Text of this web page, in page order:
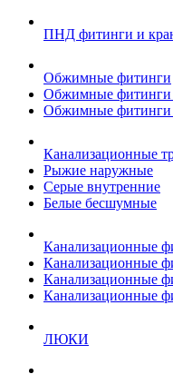
ПНД фитинги и
Обжимные фитинги
Обжимные фитинги
Обжимные фитинги
Канализационные
Рыжие наружные
Серые внутренние
Белые бесшумные
Канализационные
Канализационные
Канализационные
Канализационные
ЛЮКИ